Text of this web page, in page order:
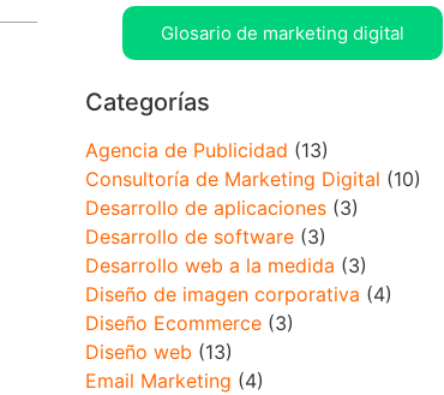
Glosario de marketing digital
Categorías
Agencia de Publicidad (13)
Consultoría de Marketing Digital (10)
Desarrollo de aplicaciones(3)
Desarrollo de software(3)
Desarrollo web a la medida (3)
Diseño de imagen corporativa (4)
Diseño Ecommerce(3)
Diseño web (13)
Email Marketing (4)